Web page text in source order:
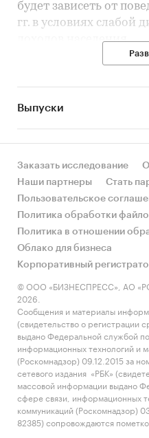
будет зависеть от
гг. в условиях слабой
доходов населения.
Согласно
01.07.14 портфель
против 38% годом
розница заметно
кредитованию (+33%
По данным «Эксперт
Траст, Московский
существенно
кредитов.
За период с
именно сегмент
показал наибольшее
всего на 2% против
наличными и 22% -
этом портфель
всех наращивали
(+245%) и
Выпуски
Заказать исследование
Наши партнеры
Стать
Пользовательское
Политика обработки
Политика в отношении
Облако для бизнеса
Корпоративный
© ООО «БИЗНЕСПРЕСС», АО
2026.
Сообщения и материалы
(свидетельство о регистрации
выдано Федеральной службой
информационных технологий и
(Роскомнадзор) 09.12.2015 за
сетевого издания «РБК»
массовой информации выдано
сфере связи, информационных
коммуникаций (Роскомнадзор)
82385) сопровождаются